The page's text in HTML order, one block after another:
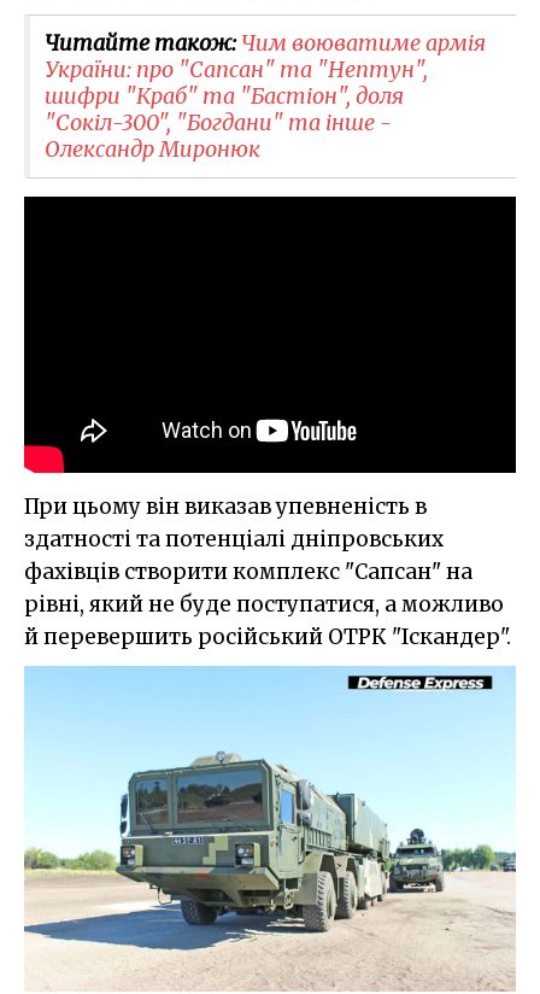
Читайте також:Чим воюватиме армія
України: про "Сапсан" та "Нептун",
шифри "Краб" та "Бастіон", доля
"Сокіл-300", "Богдани" та інше -
Олександр Миронюк
При цьому він виказав упевненість в
здатності та потенціалі дніпровських
фахівців створити комплекс "Сапсан" на
рівні, який не буде поступатися, а можливо
й перевершить російський ОТРК "Іскандер".